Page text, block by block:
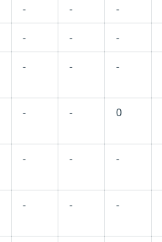
- - -
- - -
- - -
- - 0
- - -
- - -